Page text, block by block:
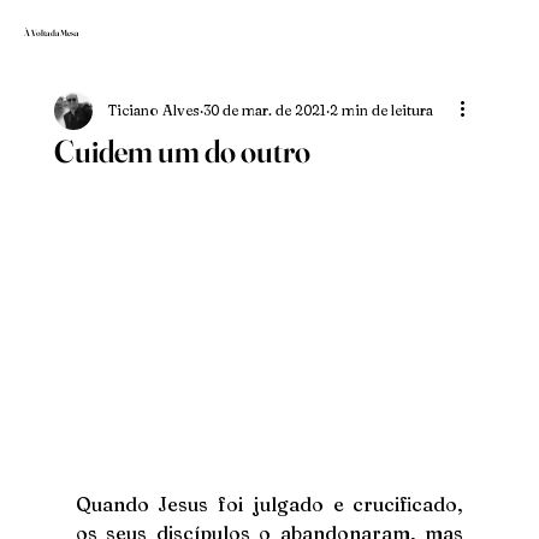
À Volta da Mesa
Cuidem um do outro
Ticiano Alves 30 de mar. de 2021 2 min de leitura
Quando Jesus foi julgado e crucificado,
os seus discípulos o abandonaram, mas